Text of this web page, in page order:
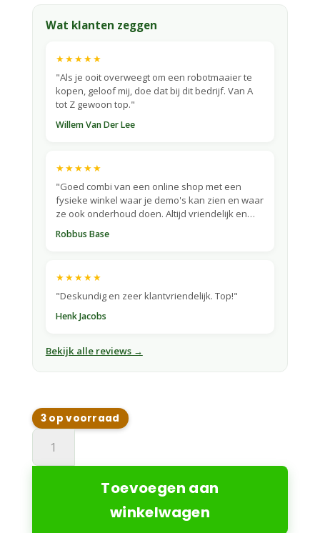
Wat klanten zeggen
★★★★★
"Als je ooit overweegt om een robotmaaier te
kopen, geloof mij, doe dat bij dit bedrijf. Van A
tot Z gewoon top."
Willem Van Der Lee
★★★★★
"Goed combi van een online shop met een
fysieke winkel waar je demo's kan zien en waar
ze ook onderhoud doen. Altijd vriendelijk en
correct."
Robbus Base
★★★★★
"Deskundig en zeer klantvriendelijk. Top!"
Henk Jacobs
Bekijk alle reviews →
3 op voorraad
Husqvarna
405VE
Toevoegen aan
winkelwagen